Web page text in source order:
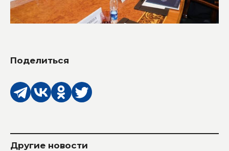
Поделиться
Другие новости